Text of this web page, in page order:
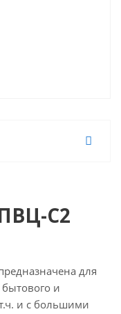
С2
для
и
и с большими